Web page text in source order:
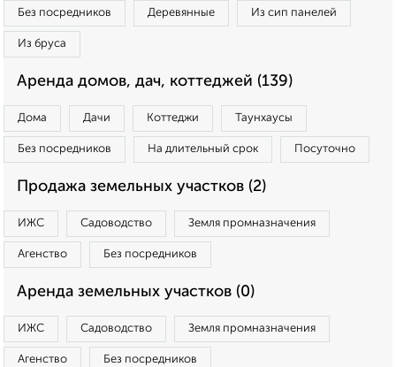
Без посредников Деревянные Из сип панелей
Из бруса
Аренда домов, дач, коттеджей (139)
Дома Дачи Коттеджи Таунхаусы
Без посредников На длительный срок Посуточно
Продажа земельных участков (2)
ИЖС Садоводство Земля промназначения
Агенство Без посредников
Аренда земельных участков (0)
ИЖС Садоводство Земля промназначения
Агенство Без посредников